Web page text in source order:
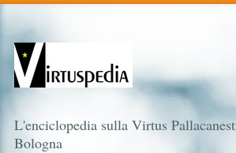
L'enciclopedia sulla Virtus
Bologna